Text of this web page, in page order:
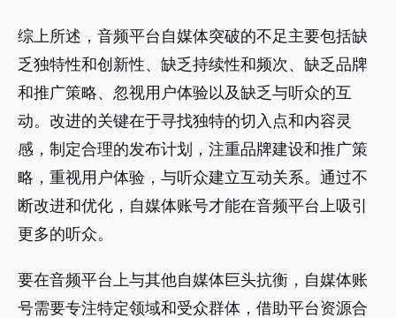
综上所述，音频平台自媒体突破的不足主要包括缺
乏独特性和创新性、缺乏持续性和频次、缺乏品牌
和推广策略、忽视用户体验以及缺乏与听众的互
动。改进的关键在于寻找独特的切入点和内容灵
感，制定合理的发布计划，注重品牌建设和推广策
略，重视用户体验，与听众建立互动关系。通过不
断改进和优化，自媒体账号才能在音频平台上吸引
更多的听众。
要在音频平台上与其他自媒体巨头抗衡，自媒体账
号需要专注特定领域和受众群体，借助平台资源合